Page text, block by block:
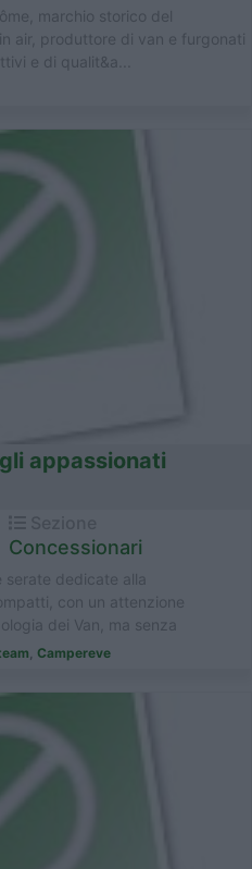
marchio storico del
air, produttore di van e furgonati
e di qualit&a...
appassionati
Concessionari
dedicate alla
con un attenzione
dei Van, ma senza
Campereve